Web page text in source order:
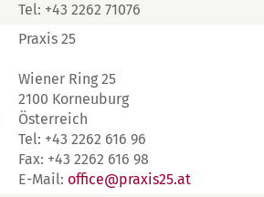
Tel: +43 2262 71076
Praxis 25
Wiener Ring 25
2100 Korneuburg
Österreich
Tel: +43 2262 616 96
Fax: +43 2262 616 98
E-Mail: office@praxis25.at